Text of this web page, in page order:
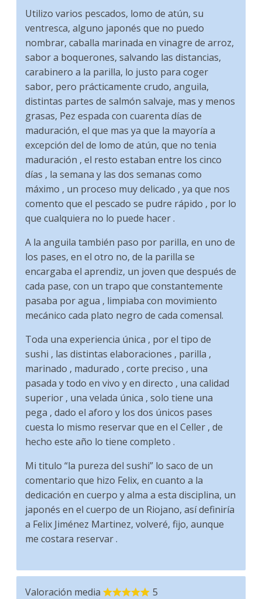
Utilizo varios pescados, lomo de atún, su
ventresca, alguno japonés que no puedo
nombrar, caballa marinada en vinagre de arroz,
sabor a boquerones, salvando las distancias,
carabinero a la parilla, lo justo para coger
sabor, pero prácticamente crudo, anguila,
distintas partes de salmón salvaje, mas y menos
grasas, Pez espada con cuarenta días de
maduración, el que mas ya que la mayoría a
excepción del de lomo de atún, que no tenia
maduración , el resto estaban entre los cinco
días , la semana y las dos semanas como
máximo , un proceso muy delicado , ya que nos
comento que el pescado se pudre rápido , por lo
que cualquiera no lo puede hacer .
A la anguila también paso por parilla, en uno de
los pases, en el otro no, de la parilla se
encargaba el aprendiz, un joven que después de
cada pase, con un trapo que constantemente
pasaba por agua , limpiaba con movimiento
mecánico cada plato negro de cada comensal.
Toda una experiencia única , por el tipo de
sushi , las distintas elaboraciones , parilla ,
marinado , madurado , corte preciso , una
pasada y todo en vivo y en directo , una calidad
superior , una velada única , solo tiene una
pega , dado el aforo y los dos únicos pases
cuesta lo mismo reservar que en el Celler , de
hecho este año lo tiene completo .
Mi titulo “la pureza del sushi” lo saco de un
comentario que hizo Felix, en cuanto a la
dedicación en cuerpo y alma a esta disciplina, un
japonés en el cuerpo de un Riojano, así definiría
a Felix Jiménez Martinez, volveré, fijo, aunque
me costara reservar .
Valoración media 5